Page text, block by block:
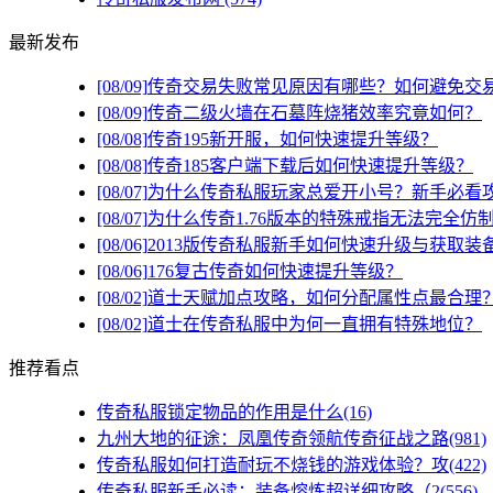
最新发布
[08/09]传奇交易失败常见原因有哪些？如何避免交
[08/09]传奇二级火墙在石墓阵烧猪效率究竟如何？
[08/08]传奇195新开服，如何快速提升等级？
[08/08]传奇185客户端下载后如何快速提升等级？
[08/07]为什么传奇私服玩家总爱开小号？新手必看
[08/07]为什么传奇1.76版本的特殊戒指无法完全仿制
[08/06]2013版传奇私服新手如何快速升级与获取装
[08/06]176复古传奇如何快速提升等级？
[08/02]道士天赋加点攻略，如何分配属性点最合理？
[08/02]道士在传奇私服中为何一直拥有特殊地位？
推荐看点
传奇私服锁定物品的作用是什么(16)
九州大地的征途：凤凰传奇领航传奇征战之路(981)
传奇私服如何打造耐玩不烧钱的游戏体验？攻(422)